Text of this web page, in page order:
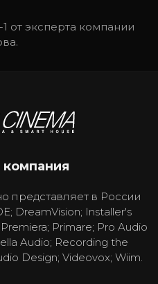
от эксперта компании
компания
представляет в России
DreamVision; Installer's
Primare; Pro Audio
Audio; Recording the
Design; Videovox; Wiim.